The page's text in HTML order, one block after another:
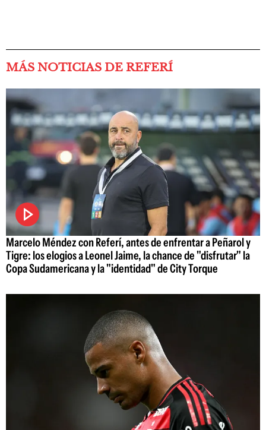
MÁS NOTICIAS DE REFERÍ
Marcelo Méndez con Referí, antes de enfrentar a Peñarol y
Tigre: los elogios a Leonel Jaime, la chance de "disfrutar" la
Copa Sudamericana y la "identidad" de City Torque